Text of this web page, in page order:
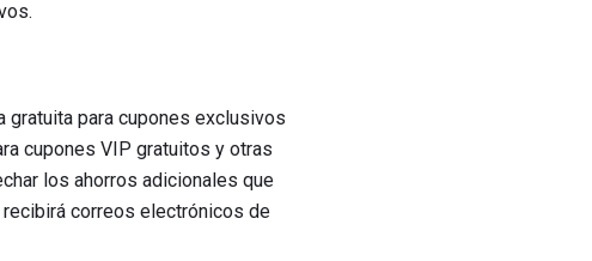
gratuita para cupones exclusivos
cupones VIP gratuitos y otras
los ahorros adicionales que
correos electrónicos de